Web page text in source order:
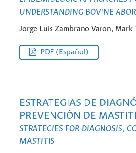
UNDERSTANDING BOVINE
Jorge Luis Zambrano Varon, Mark
PDF (Español)
ESTRATEGIAS DE
PREVENCIÓN DE
STRATEGIES FOR DIAGNOSIS,
MASTITIS